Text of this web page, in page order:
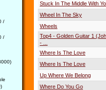
/
/
Stuck In The Middle With
Wheel In The Sky
Wheels
Top4 - Golden Guitar 1
- ...
Where Is The Love
Where Is The Love
Up Where We Belong
Where Do You Go